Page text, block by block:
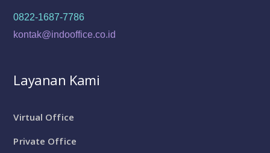
0822-1687-7786
kontak@indooffice.co.id
Layanan Kami
Virtual Office
Private Office